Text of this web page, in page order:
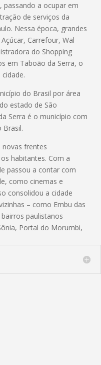
passando a ocupar em
de serviços da
Nessa época, grandes
Carrefour, Wal
do Shopping
em Taboão da Serra, o
do Brasil por área
estado de São
Serra é o município com
Brasil.
novas frentes
habitantes. Com a
passou a contar com
como cinemas e
consolidou a cidade
– como Embu das
paulistanos
Portal do Morumbi,